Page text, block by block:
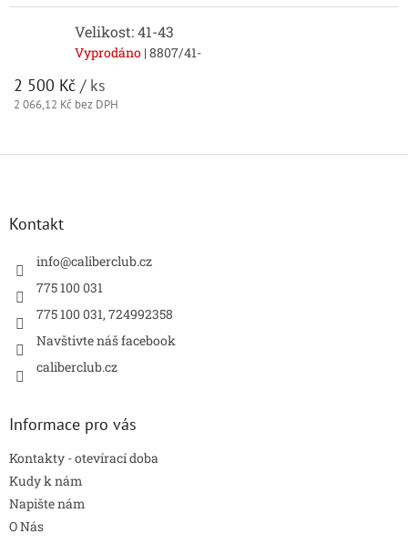
Velikost: 41-43
Vyprodáno | 8807/41-
2 500 Kč / ks
2 066,12 Kč bez DPH
Z
Kontakt
info@caliberclub.cz
775 100 031
775 100 031, 724992358
Navštivte náš facebook
caliberclub.cz
Informace pro vás
Kontakty - otevírací doba
Kudy k nám
Napište nám
O Nás